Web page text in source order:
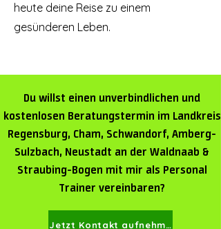
heute deine Reise zu einem
gesünderen Leben.
Du willst einen unverbindlichen und
kostenlosen Beratungstermin im Landkreis
Regensburg, Cham, Schwandorf, Amberg-
Sulzbach, Neustadt an der Waldnaab &
Straubing-Bogen mit mir als Personal
Trainer vereinbaren?
Jetzt Kontakt aufnehmen